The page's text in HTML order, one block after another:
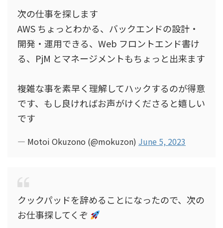
次の仕事を探します
AWS ちょっとわかる、バックエンドの設計・
開発・運用できる、Web フロントエンド書け
る、PjM とマネージメントもちょっと出来ます
複雑な事を素早く理解してハックするのが得意
です、もし良ければお声がけくださると嬉しい
です
— Motoi Okuzono (@mokuzon) June 5, 2023
クックパッドを辞めることになったので、次の
お仕事探してくぞ